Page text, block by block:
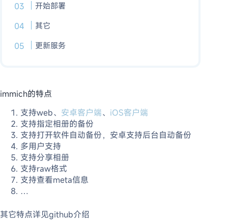
开始部署
其它
更新服务
immich的特点
支持web、 安卓客户端、 iOS客户端
支持指定相册的备份
支持打开软件自动备份，安卓支持后台自动备份
多用户支持
支持分享相册
支持raw格式
支持查看meta信息
…
其它特点详见github介绍